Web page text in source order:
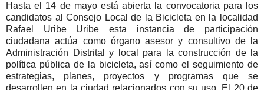
Hasta el 14 de mayo está abierta la convocatoria para los
candidatos al Consejo Local de la Bicicleta en la localidad
Rafael Uribe Uribe esta instancia de participación
ciudadana actúa como órgano asesor y consultivo de la
Administración Distrital y local para la construcción de la
política pública de la bicicleta, así como el seguimiento de
estrategias, planes, proyectos y programas que se